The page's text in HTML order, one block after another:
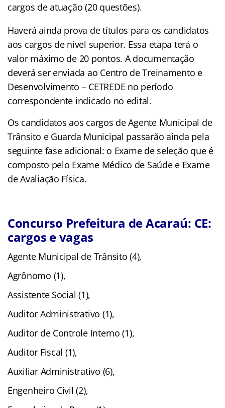
cargos de atuação (20 questões).
Haverá ainda prova de títulos para os candidatos
aos cargos de nível superior. Essa etapa terá o
valor máximo de 20 pontos. A documentação
deverá ser enviada ao Centro de Treinamento e
Desenvolvimento – CETREDE no período
correspondente indicado no edital.
Os candidatos aos cargos de Agente Municipal de
Trânsito e Guarda Municipal passarão ainda pela
seguinte fase adicional: o Exame de seleção que é
composto pelo Exame Médico de Saúde e Exame
de Avaliação Física.
Concurso Prefeitura de Acaraú: CE:
cargos e vagas
Agente Municipal de Trânsito (4),
Agrônomo (1),
Assistente Social (1),
Auditor Administrativo (1),
Auditor de Controle Interno (1),
Auditor Fiscal (1),
Auxiliar Administrativo (6),
Engenheiro Civil (2),